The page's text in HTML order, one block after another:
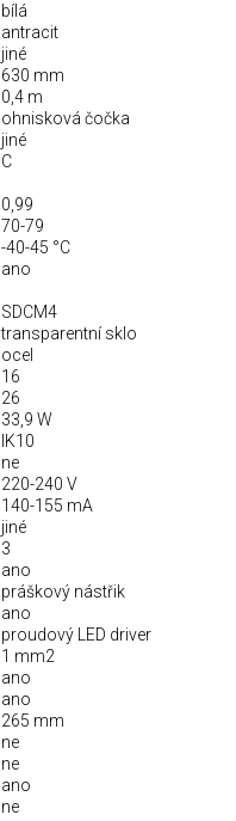
bílá
antracit
jiné
630 mm
0,4 m
ohnisková čočka
jiné
C
0,99
70-79
-40-45 °C
ano
SDCM4
transparentní sklo
ocel
16
26
33,9 W
IK10
ne
220-240 V
140-155 mA
jiné
3
ano
práškový nástřik
ano
proudový LED driver
1 mm2
ano
ano
265 mm
ne
ne
ano
ne